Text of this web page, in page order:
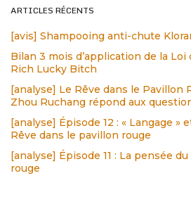
ARTICLES RÉCENTS
[avis] Shampooing anti-chute
Bilan 3 mois d’application de la Loi
Rich Lucky Bitch
[analyse] Le Rêve dans le Pavillon
Zhou Ruchang répond aux
[analyse] Épisode 12 : « Langage »
Rêve dans le pavillon rouge
[analyse] Épisode 11 : La pensée
rouge